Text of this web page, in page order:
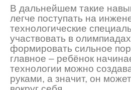
В дальнейшем такие
легче поступать на
технологические
участвовать в
формировать сильное
главное – ребёнок
технологии можно
руками, а значит, он